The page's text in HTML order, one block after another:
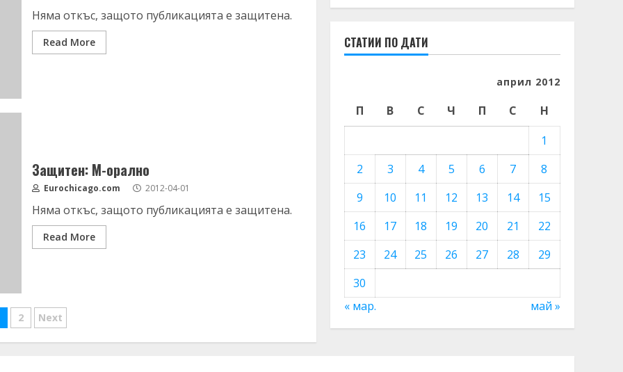
Няма откъс, защото публикацията е защитена.
Read More
Защитен: М-орално
Eurochicago.com 2012-04-01
Няма откъс, защото публикацията е защитена.
Read More
2 Next
СТАТИИ ПО ДАТИ
април 2012
П В С Ч П С
Н
1
2
3 4 5 6 7
8
9
10 11 12 13 14
15
16
17 18 19 20 21
22
23
24 25 26 27 28
29
30
« мар.
май »